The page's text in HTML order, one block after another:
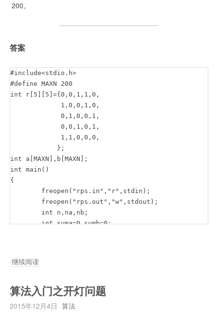
200。
答案
#include<stdio.h>
#define MAXN 200
int r[5][5]={0,0,1,1,0,
             1,0,0,1,0,
             0,1,0,0,1,
             0,0,1,0,1,
             1,1,0,0,0,
            };
int a[MAXN],b[MAXN];
int main()
{
	int suma=0,sumb=0;
    for(int i=0;i<nb;i++)
    for(int i=0;i<n;i++)
    {
        int c=a[i%na],d=b[i%nb];
继续阅读【NOIP2014】
活
大
爆
算法入门之开灯问题
2015年12月4日 算法